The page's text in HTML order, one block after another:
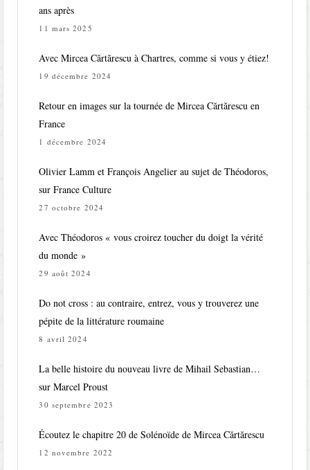
ans après
11 mars 2025
Avec Mircea Cărtărescu à Chartres, comme si vous y étiez!
19 décembre 2024
Retour en images sur la tournée de Mircea Cărtărescu en
France
1 décembre 2024
Olivier Lamm et François Angelier au sujet de Théodoros,
sur France Culture
27 octobre 2024
Avec Théodoros « vous croirez toucher du doigt la vérité
du monde »
29 août 2024
Do not cross : au contraire, entrez, vous y trouverez une
pépite de la littérature roumaine
8 avril 2024
La belle histoire du nouveau livre de Mihail Sebastian…
sur Marcel Proust
30 septembre 2023
Écoutez le chapitre 20 de Solénoïde de Mircea Cărtărescu
12 novembre 2022